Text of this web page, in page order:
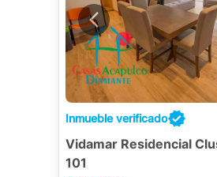
Inmueble verificado
Vidamar Residencial
101